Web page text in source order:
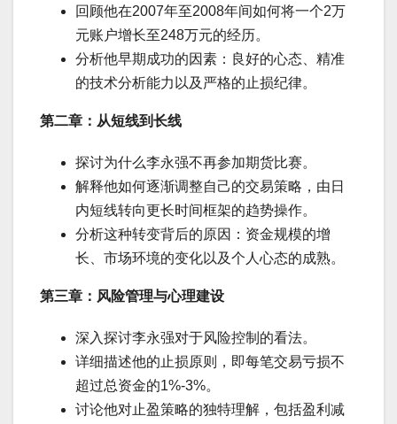
回顾他在2007年至2008年间如何将一个2万
元账户增长至248万元的经历。
分析他早期成功的因素：良好的心态、精准
的技术分析能力以及严格的止损纪律。
第二章：从短线到长线
探讨为什么李永强不再参加期货比赛。
解释他如何逐渐调整自己的交易策略，由日
内短线转向更长时间框架的趋势操作。
分析这种转变背后的原因：资金规模的增
长、市场环境的变化以及个人心态的成熟。
第三章：风险管理与心理建设
深入探讨李永强对于风险控制的看法。
详细描述他的止损原则，即每笔交易亏损不
超过总资金的1%-3%。
讨论他对止盈策略的独特理解，包括盈利减